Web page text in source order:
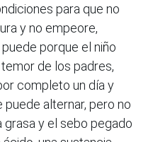
para que no
y no empeore,
porque el niño
de los padres,
completo un día y
puede alternar, pero no
grasa y el sebo pegado